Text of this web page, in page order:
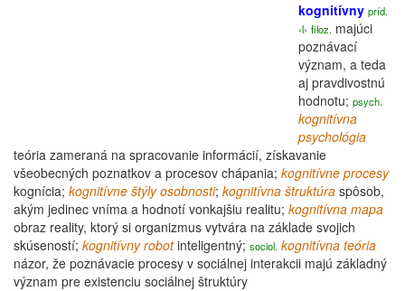
kognitívny príd.
‹l› filoz. majúci
poznávací
význam, a teda
aj pravdivostnú
hodnotu; psych.
kognitívna
psychológia
teória zameraná na spracovanie informácií, získavanie
všeobecných poznatkov a procesov chápania; kognitívne procesy
kognícia; kognitívne štýly osobnosti; kognitívna štruktúra spôsob,
akým jedinec vníma a hodnotí vonkajšiu realitu; kognitívna mapa
obraz reality, ktorý si organizmus vytvára na základe svojich
skúseností; kognitívnyrobot inteligentný; sociol. kognitívna teória
názor, že poznávacie procesy v sociálnej interakcii majú základný
význam pre existenciu sociálnej štruktúry